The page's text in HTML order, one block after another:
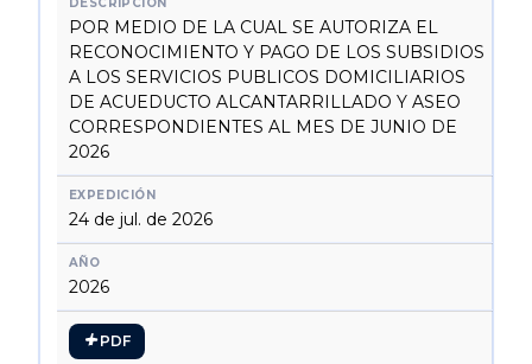
POR MEDIO DE LA CUAL SE AUTORIZA EL
RECONOCIMIENTO Y PAGO DE LOS SUBSIDIOS
A LOS SERVICIOS PUBLICOS DOMICILIARIOS
DE ACUEDUCTO ALCANTARRILLADO Y ASEO
CORRESPONDIENTES AL MES DE JUNIO DE
2026
24 de jul. de 2026
2026
PDF